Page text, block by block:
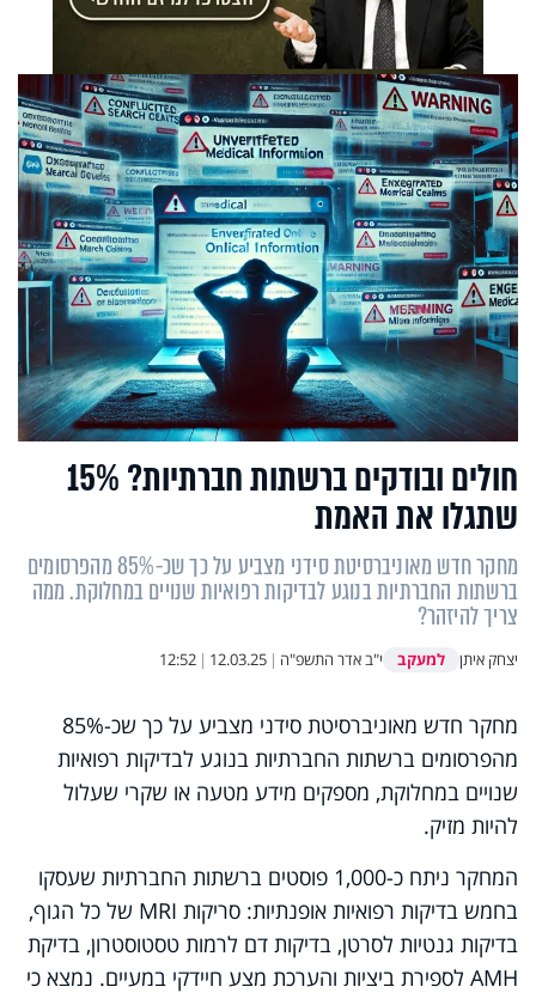
חולים ובודקים ברשתות חברתיות? 15%
שתגלו את האמת
מחקר חדש מאוניברסיטת סידני מצביע על כך שכ-85% מהפרסומים
ברשתות החברתיות בנוגע לבדיקות רפואיות שנויים במחלוקת. ממה
צריך להיזהר?
יצחק איתן למעקב י"ב אדר התשפ"ה |
12.03.25
|
12:52
מחקר חדש מאוניברסיטת סידני מצביע על כך שכ-85%
מהפרסומים ברשתות החברתיות בנוגע לבדיקות רפואיות
שנויים במחלוקת, מספקים מידע מטעה או שקרי שעלול
להיות מזיק.
המחקר ניתח כ-1,000 פוסטים ברשתות החברתיות שעסקו
בחמש בדיקות רפואיות אופנתיות: סריקות MRI של כל הגוף,
בדיקות גנטיות לסרטן, בדיקות דם לרמות טסטוסטרון, בדיקת
AMH לספירת ביציות והערכת מצע חיידקי במעיים. נמצא כי